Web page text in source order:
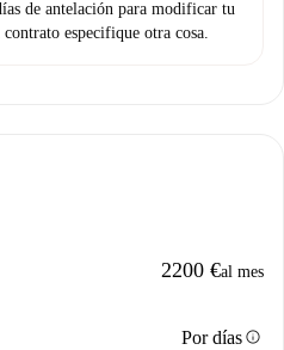
de antelación para modificar tu
especifique otra cosa.
2200 €al mes
Por díasinfo